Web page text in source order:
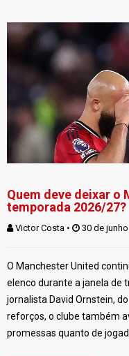
Quem deve deixar o
temporada 2026/27?
Victor Costa • 30 de
O Manchester United
elenco durante a janela de
jornalista David Ornstein,
reforços, o clube também
promessas quanto de